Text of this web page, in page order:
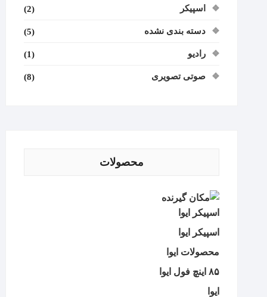
اسپیکر (2)
دسته بندی نشده (5)
رادیو (1)
صوتی تصویری (8)
محصولات
اسپیکر ایوا
اسپیکر ایوا
محصولات ایوا
۸۵ اینچ فول ایوا
ایوا